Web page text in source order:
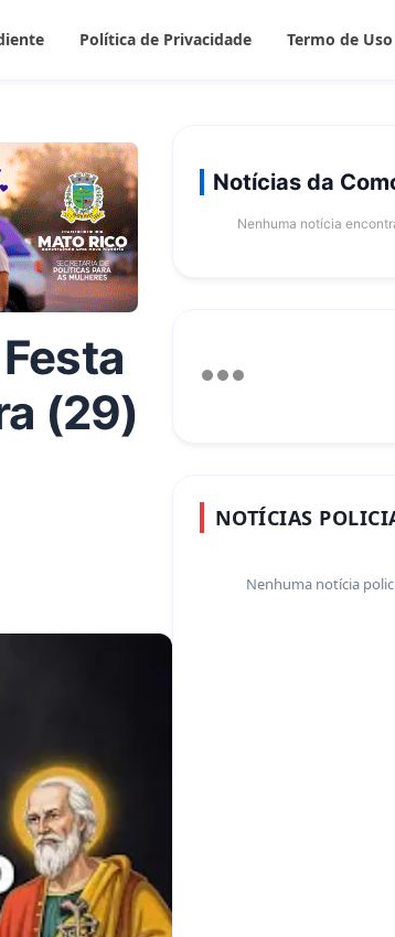
Política de Privacidade Termo de Uso
(29)
Notícias da
Nenhuma notícia
NOTÍCIAS
Nenhuma notícia